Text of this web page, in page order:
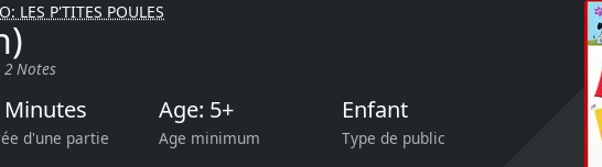
LES P'TITES POULES
2 Notes
Minutes
d'une partie
Age: 5+
Age minimum
Enfant
Type de public